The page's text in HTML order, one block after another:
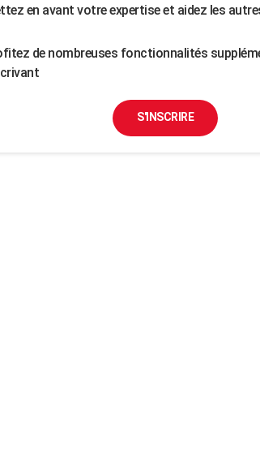
en avant votre expertise et aidez les
de nombreuses fonctionnalités
S'INSCRIRE